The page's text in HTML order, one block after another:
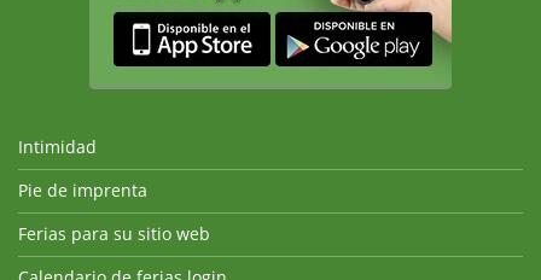
Intimidad
Pie de imprenta
Ferias para su sitio web